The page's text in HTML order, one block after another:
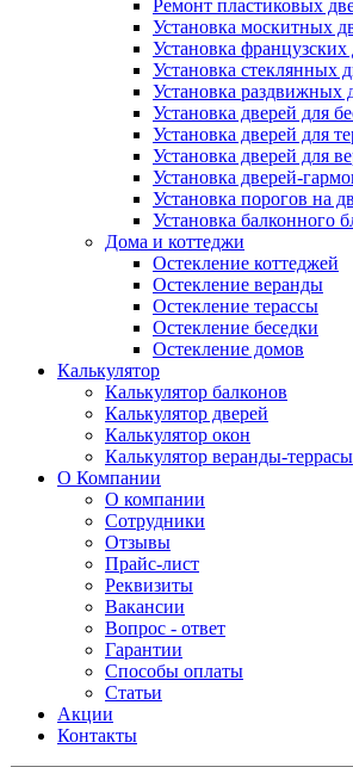
Ремонт пластиковых
Установка москитных
Установка французских
Установка стеклянных
Установка раздвижных
Установка дверей для
Установка дверей для
Установка дверей для
Установка дверей-
Установка порогов на
Установка балконного
Дома и коттеджи
Остекление коттеджей
Остекление веранды
Остекление терассы
Остекление беседки
Остекление домов
Калькулятор
Калькулятор балконов
Калькулятор дверей
Калькулятор окон
Калькулятор веранды-террасы
О Компании
О компании
Сотрудники
Отзывы
Прайс-лист
Реквизиты
Вакансии
Вопрос - ответ
Гарантии
Способы оплаты
Статьи
Акции
Контакты